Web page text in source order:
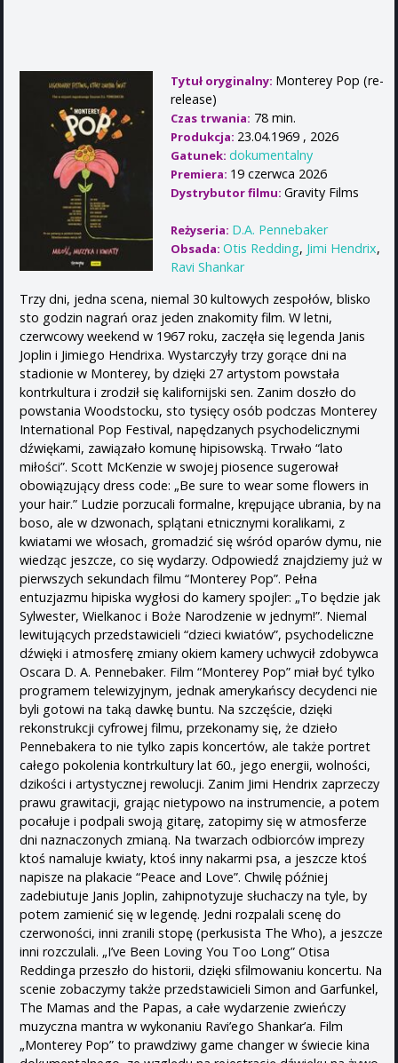
Tytuł oryginalny: Monterey Pop (re-
release)
Czas trwania: 78 min.
Produkcja: 23.04.1969 , 2026
Gatunek: dokumentalny
Premiera: 19 czerwca 2026
Dystrybutor filmu: Gravity Films
Reżyseria: D.A. Pennebaker
Obsada: Otis Redding, Jimi Hendrix,
Ravi Shankar
Trzy dni, jedna scena, niemal 30 kultowych zespołów, blisko
sto godzin nagrań oraz jeden znakomity film. W letni,
czerwcowy weekend w 1967 roku, zaczęła się legenda Janis
Joplin i Jimiego Hendrixa. Wystarczyły trzy gorące dni na
stadionie w Monterey, by dzięki 27 artystom powstała
kontrkultura i zrodził się kalifornijski sen. Zanim doszło do
powstania Woodstocku, sto tysięcy osób podczas Monterey
International Pop Festival, napędzanych psychodelicznymi
dźwiękami, zawiązało komunę hipisowską. Trwało “lato
miłości”. Scott McKenzie w swojej piosence sugerował
obowiązujący dress code: „Be sure to wear some flowers in
your hair.” Ludzie porzucali formalne, krępujące ubrania, by na
boso, ale w dzwonach, splątani etnicznymi koralikami, z
kwiatami we włosach, gromadzić się wśród oparów dymu, nie
wiedząc jeszcze, co się wydarzy. Odpowiedź znajdziemy już w
pierwszych sekundach filmu “Monterey Pop”. Pełna
entuzjazmu hipiska wygłosi do kamery spojler: „To będzie jak
Sylwester, Wielkanoc i Boże Narodzenie w jednym!”. Niemal
lewitujących przedstawicieli “dzieci kwiatów”, psychodeliczne
dźwięki i atmosferę zmiany okiem kamery uchwycił zdobywca
Oscara D. A. Pennebaker. Film “Monterey Pop” miał być tylko
programem telewizyjnym, jednak amerykańscy decydenci nie
byli gotowi na taką dawkę buntu. Na szczęście, dzięki
rekonstrukcji cyfrowej filmu, przekonamy się, że dzieło
Pennebakera to nie tylko zapis koncertów, ale także portret
całego pokolenia kontrkultury lat 60., jego energii, wolności,
dzikości i artystycznej rewolucji. Zanim Jimi Hendrix zaprzeczy
prawu grawitacji, grając nietypowo na instrumencie, a potem
pocałuje i podpali swoją gitarę, zatopimy się w atmosferze
dni naznaczonych zmianą. Na twarzach odbiorców imprezy
ktoś namaluje kwiaty, ktoś inny nakarmi psa, a jeszcze ktoś
napisze na plakacie “Peace and Love”. Chwilę później
zadebiutuje Janis Joplin, zahipnotyzuje słuchaczy na tyle, by
potem zamienić się w legendę. Jedni rozpalali scenę do
czerwoności, inni zranili stopę (perkusista The Who), a jeszcze
inni rozczulali. „I’ve Been Loving You Too Long” Otisa
Reddinga przeszło do historii, dzięki sfilmowaniu koncertu. Na
scenie zobaczymy także przedstawicieli Simon and Garfunkel,
The Mamas and the Papas, a całe wydarzenie zwieńczy
muzyczna mantra w wykonaniu Ravi’ego Shankar’a. Film
„Monterey Pop” to prawdziwy game changer w świecie kina